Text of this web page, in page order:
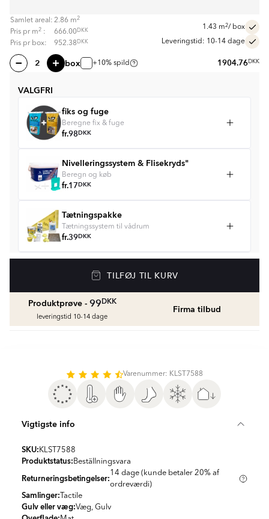
Samlet areal: 2.86 m 2
Pris pr m 2 : 666.00DKK
Pris pr box: 952.38 DKK
1.43 m2/ box
Leveringstid: 10-14 dage
box +10% spild 1904.76DKK
VALGFRI
fiks og fuge
Beregne fix & fuge
fr.98DKK
Nivelleringssystem & Flisekryds"
Beregn og køb
fr.17DKK
Tætningspakke
Tætningssystem til vådrum
fr.39DKK
Golvvärmepaket med termostat
Vådrumssilikone
Rengøring & Vedligeholdelse
169 DKK
fr.38
TILFØJ TIL KURV
Produktprøve - 99DKK
leveringstid 10-14 dage
Firma tilbud
Varenummer: KLST7588
Vigtigste info
SKU: KLST7588
Produktstatus: Beställningsvara
Returneringsbetingelser:14 dage (kunde betaler 20% af
ordreværdi)
Samlinger: Tactile
Gulv eller væg:Væg, Gulv